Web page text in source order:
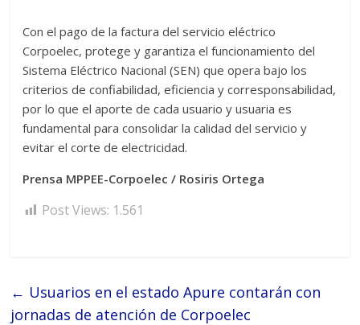
Con el pago de la factura del servicio eléctrico
Corpoelec, protege y garantiza el funcionamiento del
Sistema Eléctrico Nacional (SEN) que opera bajo los
criterios de confiabilidad, eficiencia y corresponsabilidad,
por lo que el aporte de cada usuario y usuaria es
fundamental para consolidar la calidad del servicio y
evitar el corte de electricidad.
Prensa MPPEE-Corpoelec / Rosiris Ortega
Post Views: 1.561
← Usuarios en el estado Apure contarán con
jornadas de atención de Corpoelec